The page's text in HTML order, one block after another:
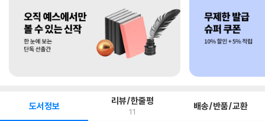
도서정보 리뷰/한줄평
11 배송/반품/교환